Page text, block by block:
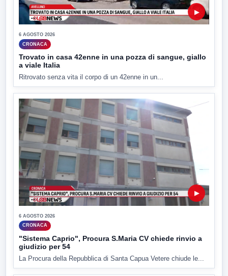
▶
6 AGOSTO 2026
CRONACA
Trovato in casa 42enne in una pozza di sangue, giallo
a viale Italia
Ritrovato senza vita il corpo di un 42enne in un...
▶
6 AGOSTO 2026
CRONACA
"Sistema Caprio", Procura S.Maria CV chiede rinvio a
giudizio per 54
La Procura della Repubblica di Santa Capua Vetere chiude le...